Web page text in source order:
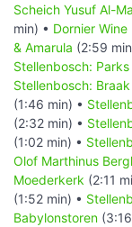
Scheich Yusuf Al-
min) • Dornier Wine
& Amarula (2:59
Stellenbosch:
Stellenbosch: Braak
(1:46 min) •
(2:32 min) •
(1:02 min) •
Olof Marthinus
Moederkerk (2:11
(1:52 min) •
Babylonstoren